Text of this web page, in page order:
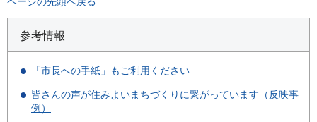
参考情報
「市長への手紙」もご利用ください
皆さんの声が住みよいまちづくりに繋がっています（反映事
例）